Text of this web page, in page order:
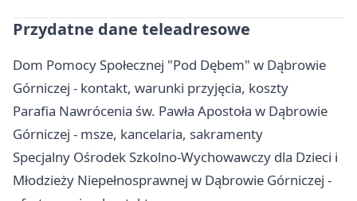
Przydatne dane teleadresowe
Dom Pomocy Społecznej "Pod Dębem" w Dąbrowie
Górniczej - kontakt, warunki przyjęcia, koszty
Parafia Nawrócenia św. Pawła Apostoła w Dąbrowie
Górniczej - msze, kancelaria, sakramenty
Specjalny Ośrodek Szkolno-Wychowawczy dla Dzieci i
Młodzieży Niepełnosprawnej w Dąbrowie Górniczej -